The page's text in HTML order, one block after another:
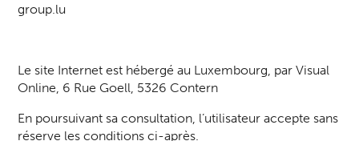
group.lu
Le site Internet est hébergé au Luxembourg, par Visual
Online, 6 Rue Goell, 5326 Contern
En poursuivant sa consultation, l’utilisateur accepte sans
réserve les conditions ci-après.